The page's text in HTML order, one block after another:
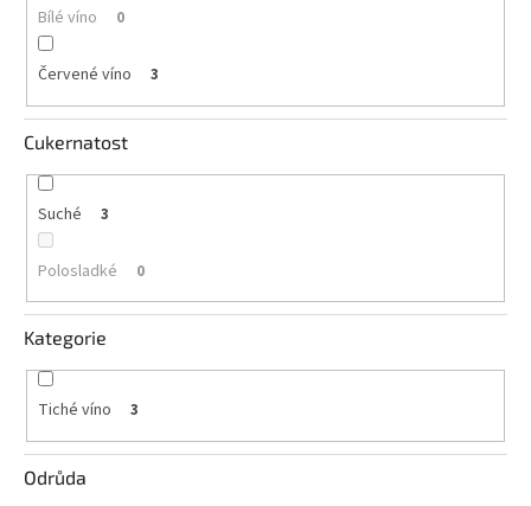
Víno
podle
obsahu
balení
vína
Delikatesy
vínu
Vývrtky
BiB
větší
objem
Bílé víno 0
Červené víno 3
Cukernatost
Suché 3
Polosladké 0
Kategorie
Tiché víno 3
Odrůda